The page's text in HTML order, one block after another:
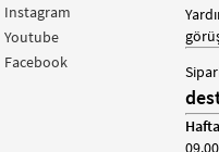
Instagram
Youtube
Facebook